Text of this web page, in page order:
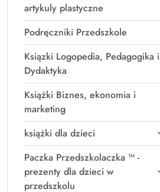
artykuly plastyczne
Podręczniki Przedszkole
Ksiązki Logopedia, Pedagogika i
Dydaktyka
Książki Biznes, ekonomia i
marketing
książki dla dzieci
Paczka Przedszkolaczka ™ -
prezenty dla dzieci w
przedszkolu